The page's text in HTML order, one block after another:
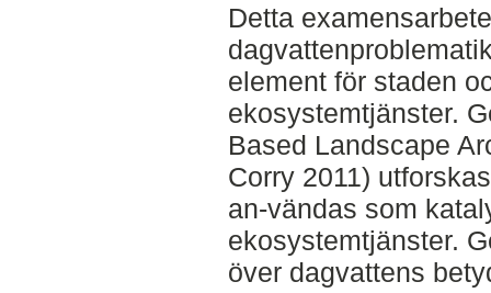
Detta
element för staden
ekosystemtjänster.
Based Landscape
Corry 2011)
an-vändas som
ekosystemtjänster.
över dagvattens